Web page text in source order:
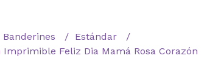
Banderines
Estándar
Imprimible Feliz Dia Mamá Rosa Corazón